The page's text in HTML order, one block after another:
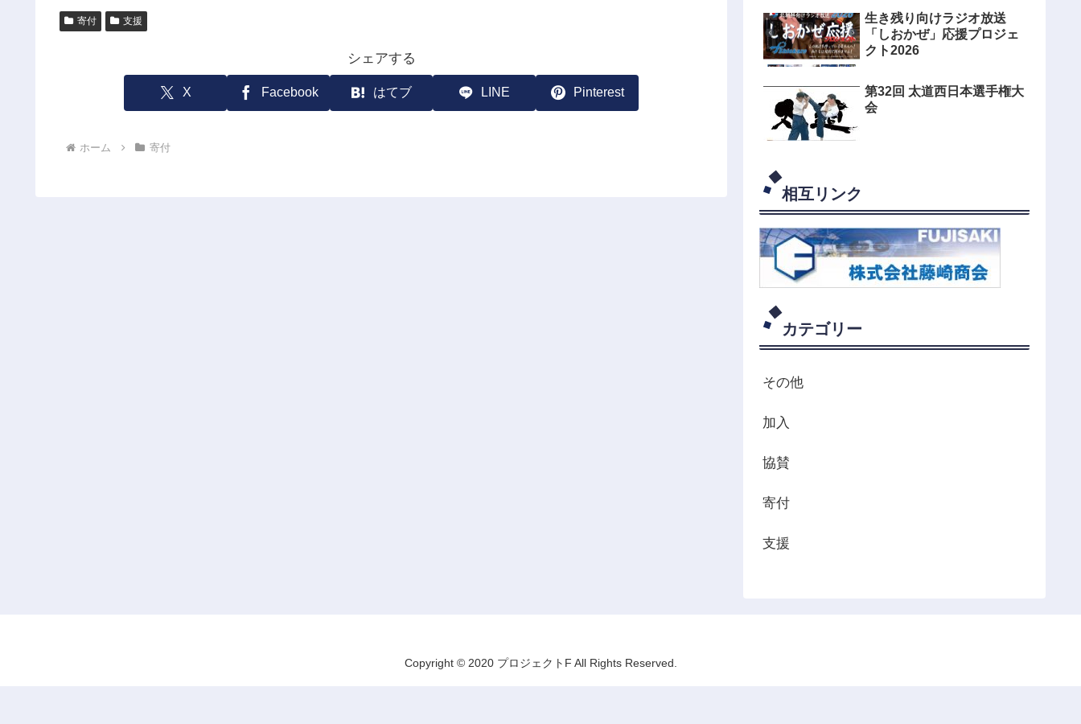
寄付 支援
シェアする
X Facebook はてブ LINE Pinterest
ホーム 寄付
生き残り向けラジオ放送
「しおかぜ」応援プロジェ
クト2026
第32回 太道西日本選手権大
会
相互リンク
カテゴリー
その他
加入
協賛
寄付
支援
Copyright © 2020 プロジェクトF All Rights Reserved.